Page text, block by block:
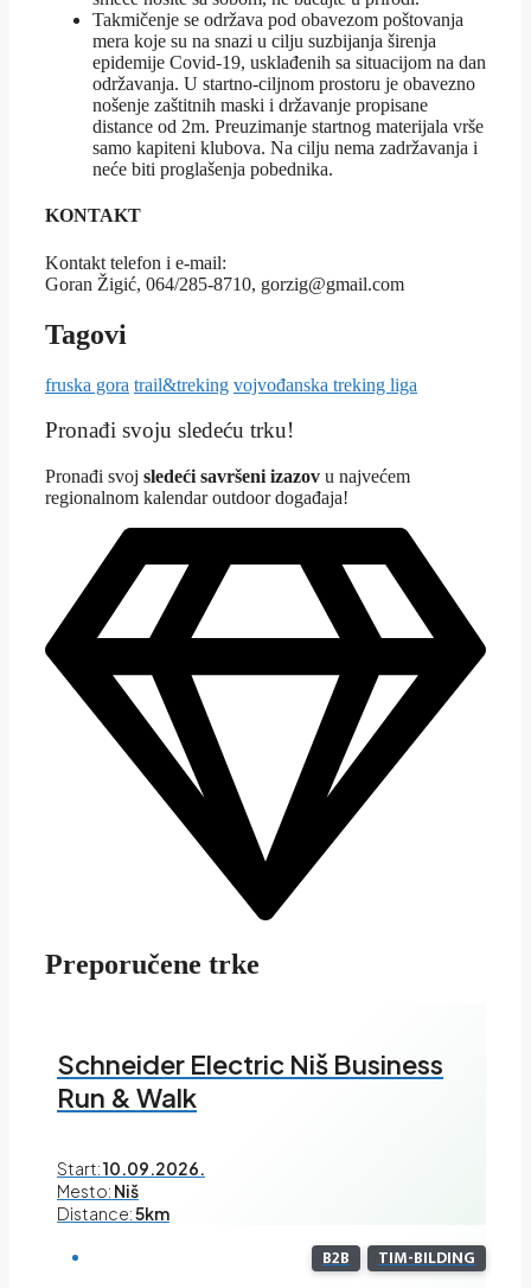
Takmičenje se održava pod obavezom poštovanja
mera koje su na snazi u cilju suzbijanja širenja
epidemije Covid-19, usklađenih sa situacijom na dan
održavanja. U startno-ciljnom prostoru je obavezno
nošenje zaštitnih maski i državanje propisane
distance od 2m. Preuzimanje startnog materijala vrše
samo kapiteni klubova. Na cilju nema zadržavanja i
neće biti proglašenja pobednika.
KONTAKT
Kоntаkt tеlеfоn i e-mail:
Gоrаn Žigić, 064/285-8710, gоrzig@gmail.com
Tagovi
fruska gora trail&treking vojvođanska treking liga
Pronađi svoju sledeću trku!
Pronađi svoj sledeći savršeni izazov u najvećem
regionalnom kalendar outdoor događaja!
Preporučene trke
Schneider Electric Niš Business
Run & Walk
Start:10.09.2026.
Mesto: Niš
Distance:5km
B2B TIM-BILDING